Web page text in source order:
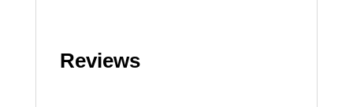
Reviews